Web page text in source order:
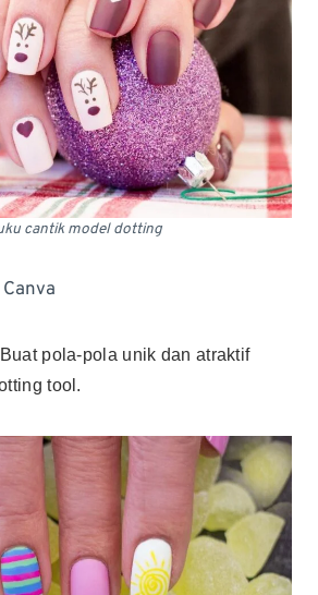
cantik model dotting
pola-pola unik dan atraktif
tool.